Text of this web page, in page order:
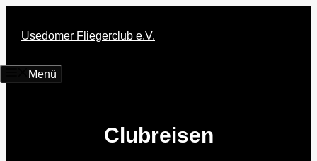
InhaltUsedomer Fliegerclub e.V.
Menü
Clubreisen